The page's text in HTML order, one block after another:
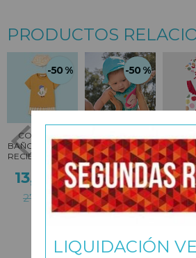
PRODUCTOS
-50 %
CONJUNTO
BAÑO Y GORRO
RECIÉN NACIDO
13,98 €
27,95 €
-50 %
BAÑADOR Y
GORRO
PROTECCIÓN
SOLAR...
12,98 €
25,95 €
LIQUIDACIÓN